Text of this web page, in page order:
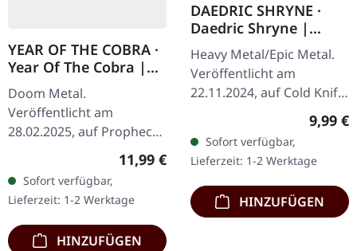
YEAR OF THE COBRA ·
Year Of The Cobra |
CD DIGIPAK
Doom Metal.
Veröffentlicht am
28.02.2025, auf Prophecy
Productions. CD im
Digipak mit einem 20-
seitigen Booklet. Das
selbstbetitelte dritte
Album von…
Regulärer Preis:
11,99 €
Sofort verfügbar,
Lieferzeit: 1-2 Werktage
HINZUFÜGEN
DAEDRIC SHRYNE ·
Daedric Shryne |
TRANSPARENT
YELLOW TAPE
Heavy Metal/Epic Metal.
Veröffentlicht am
22.11.2024, auf Cold Knife
Records. Transparent
orange/gelbes Tape mit 8-
seitiger J-Card. Daedric
Shryne…
9,99 €
Sofort verfügbar,
Lieferzeit: 1-2 Werktage
HINZUFÜGEN